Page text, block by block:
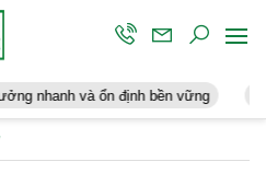
định bền vững Chứng